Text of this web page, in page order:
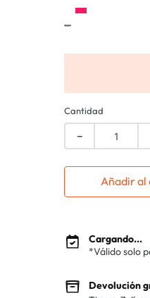
-
Cantidad
－
Añadir
Cargando...
*Válido solo
Devolución